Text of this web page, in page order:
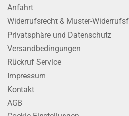
Anfahrt
Widerrufsrecht & Muster-
Privatsphäre und Datenschutz
Versandbedingungen
Rückruf Service
Impressum
Kontakt
AGB